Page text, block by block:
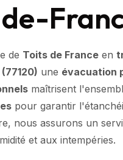
de Toits de Franceen
une évacuation
maîtrisent
pour garantir
nous assurons un
et aux intempéries.